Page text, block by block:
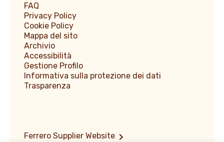
FAQ
Privacy Policy
Cookie Policy
Mappa del sito
Archivio
Accessibilità
Gestione Profilo
Informativa sulla protezione dei dati
Trasparenza
Ferrero Supplier Website